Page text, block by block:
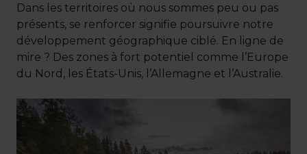
Dans les territoires où nous sommes peu ou pas
présents, se renforcer signifie poursuivre notre
développement géographique ciblé. En ligne de
mire ? Des zones à fort potentiel comme l’Europe
du Nord, les États-Unis, l’Allemagne et l’Australie.